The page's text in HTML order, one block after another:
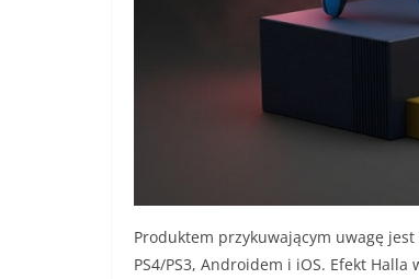
Produktem przykuwającym uwagę jest
PS4/PS3, Androidem i iOS. Efekt